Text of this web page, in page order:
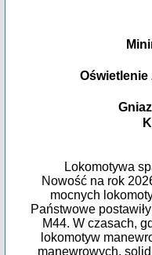
Oświetlenie
Lokomotywa
Nowość na rok
mocnych
Państwowe
M44. W czasach,
lokomotyw
manewrowych,